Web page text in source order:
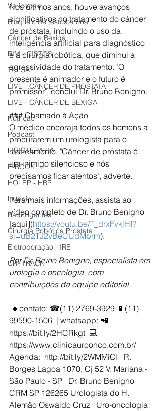
Varicocele
Bloqueio de testosterona
Câncer de Bexiga
RIM - CISTOS
TULSA
LIVE - CÂNCER DE PRÓSTATA
LIVE - CÂNCER DE BEXIGA
Nutrição
Podcast
FISIOTERAPIA
E-BOOK
HOLEP - HBP
Lutécio
Radioligantes
Cirurgia Robótica Próstata
Eletroporação - IRE
URPTRACK
Nos últimos anos, houve avanços
significativos no tratamento do câncer
de próstata, incluindo o uso da
inteligência artificial para diagnóstico
e a cirurgia robótica, que diminui a
agressividade do tratamento. "O
presente é animador e o futuro é
promissor", conclui Dr. Bruno Benigno.
### Chamado à Ação
O médico encoraja todos os homens a
procurarem um urologista para o
rastreamento. "Câncer de próstata é
um inimigo silencioso e nós
precisamos ficar atentos", adverte.
Para mais informações, assista ao
vídeo completo de Dr. Bruno Benigno
[aqui](https://youtu.be/T_drxFvklHI?
si=uB2TJ2vBeCUdMbrm).
Por Dr. Bruno Benigno, especialista em
urologia e oncologia, com
contribuições da equipe editorial.
99590-1506  | whatsapp: 📲
https://bit.ly/2HCRkgt  💻
https://www.clinicauroonco.com.br/
Agenda:  http://bit.ly/2WMMiCI   R.
Borges Lagoa 1070, Cj 52 V. Mariana -
São Paulo - SP   Dr. Bruno Benigno
CRM SP 126265 Urologista do H.
Alemão Oswaldo Cruz   Uro-oncologia